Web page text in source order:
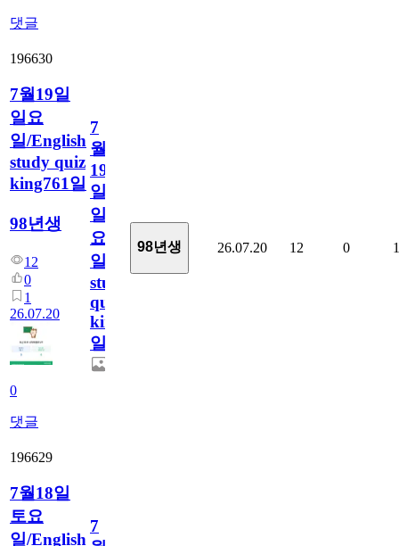
댓글
196630
7월19일
일요
일/English
study quiz
king761일
98년생
12
0
1
26.07.20
0
댓글
7
월
19
일
일
요
일/English
study
quiz
king761
일
98년생 26.07.20 12 0 1
196629
7월18일
토요
일/English
7